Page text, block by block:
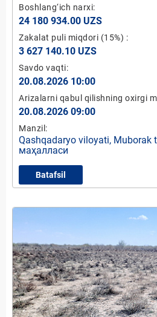
Boshlang‘ich narxi:
24 180 934.00 UZS
Zakalat puli miqdori (15%) :
3 627 140.10 UZS
Savdo vaqti:
20.08.2026 10:00
Arizalarni qabul qilishning oxirgi
20.08.2026 09:00
Manzil:
Qashqadaryo viloyati, Muborak
маҳалласи
Batafsil